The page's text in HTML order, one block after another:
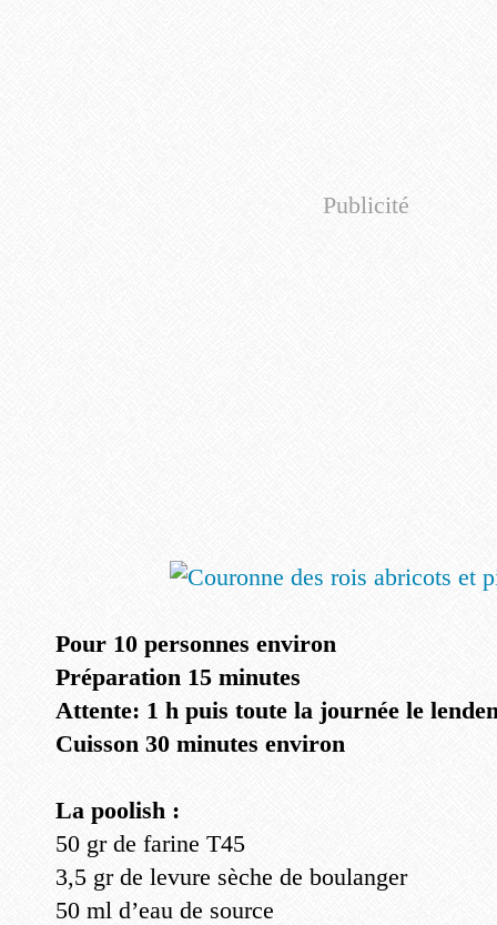
Publicité
Pour 10 personnes environ
Préparation 15 minutes
Attente: 1 h puis toute la journée le
Cuisson 30 minutes environ
La poolish :
50 gr de farine T45
3,5 gr de levure sèche de boulanger
50 ml d’eau de source